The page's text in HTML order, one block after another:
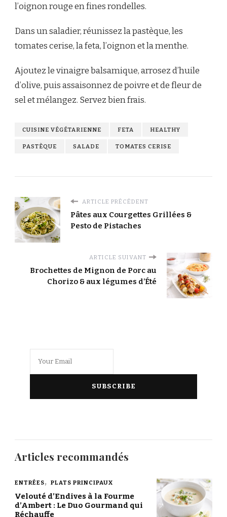
l’oignon rouge en fines rondelles.
Dans un saladier, réunissez la pastèque, les
tomates cerise, la feta, l’oignon et la menthe.
Ajoutez le vinaigre balsamique, arrosez d’huile
d’olive, puis assaisonnez de poivre et de fleur de
sel et mélangez. Servez bien frais.
CUISINE VÉGÉTARIENNE FETA HEALTHY
PASTÈQUE SALADE TOMATES CERISE
ARTICLE PRÉCÉDENT
Pâtes aux Courgettes Grillées &
Pesto de Pistaches
ARTICLE SUIVANT
Brochettes de Mignon de Porc au
Chorizo & aux légumes d’Été
Articles recommandés
ENTRÉES PLATS PRINCIPAUX
Velouté d’Endives à la Fourme
d’Ambert : Le Duo Gourmand qui
Réchauffe